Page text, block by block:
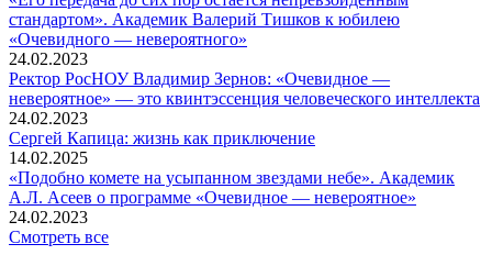
стандартом». Академик Валерий Тишков к юбилею
«Очевидного — невероятного»
24.02.2023
Ректор РосНОУ Владимир Зернов: «Очевидное —
невероятное» — это квинтэссенция человеческого интеллекта
24.02.2023
Сергей Капица: жизнь как приключение
14.02.2025
«Подобно комете на усыпанном звездами небе». Академик
А.Л. Асеев о программе «Очевидное — невероятное»
24.02.2023
Смотреть все